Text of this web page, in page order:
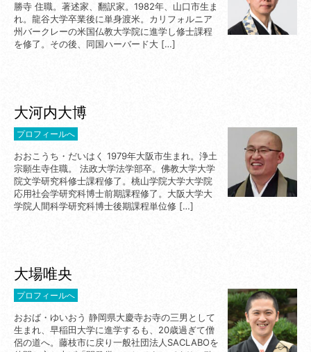
勝寺 住職。著述家、翻訳家。1982年、山口市生ま
れ。龍谷大学卒業後に単身渡米。カリフォルニア
州バークレーの米国仏教大学院に進学し修士課程
を修了。その後、同国ハーバード大 […]
大河内大博
おおこうち・だいはく 1979年大阪市生まれ。浄土
宗願生寺住職。 法政大学法学部卒。佛教大学大学
院文学研究科修士課程修了。桃山学院大学大学院
応用社会学研究科博士前期課程修了。大阪大学大
学院人間科学研究科博士後期課程単位修 […]
プロフィールへ
大場唯央
おおば・ゆいおう 静岡県大慶寺お寺の三男として
生まれ、早稲田大学に進学するも、20歳過ぎて僧
侶の道へ。藤枝市に戻り一般社団法人SACLABOを
プロフィールへ